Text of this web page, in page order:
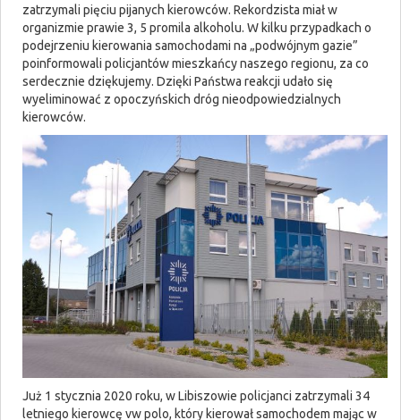
zatrzymali pięciu pijanych kierowców. Rekordzista miał w
organizmie prawie 3, 5 promila alkoholu. W kilku przypadkach o
podejrzeniu kierowania samochodami na „podwójnym gazie”
poinformowali policjantów mieszkańcy naszego regionu, za co
serdecznie dziękujemy. Dzięki Państwa reakcji udało się
wyeliminować z opoczyńskich dróg nieodpowiedzialnych
kierowców.
Już 1 stycznia 2020 roku, w Libiszowie policjanci zatrzymali 34
letniego kierowcę vw polo, który kierował samochodem mając w